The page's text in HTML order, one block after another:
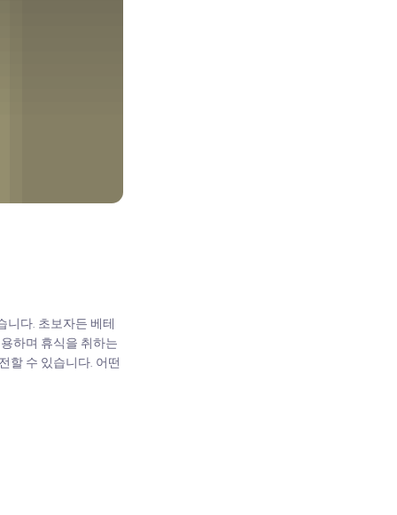
니다. 초보자든 베테
하며 휴식을 취하는
할 수 있습니다. 어떤